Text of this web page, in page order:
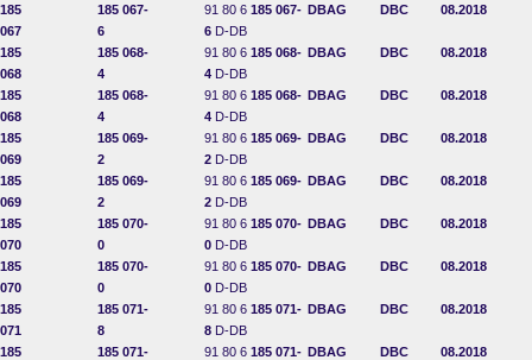
185
067
185 067-
6
91 80 6 185 067-
6 D-DB
DBAG DBC 08.2018
185
068
185 068-
4
91 80 6 185 068-
4 D-DB
DBAG DBC 08.2018
185
068
185 068-
4
91 80 6 185 068-
4 D-DB
DBAG DBC 08.2018
185
069
185 069-
2
91 80 6 185 069-
2 D-DB
DBAG DBC 08.2018
185
069
185 069-
2
91 80 6 185 069-
2 D-DB
DBAG DBC 08.2018
185
070
185 070-
0
91 80 6 185 070-
0 D-DB
DBAG DBC 08.2018
185
070
185 070-
0
91 80 6 185 070-
0 D-DB
DBAG DBC 08.2018
185
071
185 071-
8
91 80 6 185 071-
8 D-DB
DBAG DBC 08.2018
185
185 071-
91 80 6 185 071- DBAG DBC 08.2018